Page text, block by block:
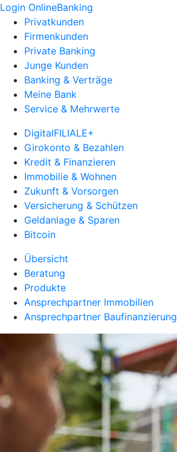
Login OnlineBanking
Privatkunden
Firmenkunden
Private Banking
Junge Kunden
Banking & Verträge
Meine Bank
Service & Mehrwerte
DigitalFILIALE+
Girokonto & Bezahlen
Kredit & Finanzieren
Immobilie & Wohnen
Zukunft & Vorsorgen
Versicherung & Schützen
Geldanlage & Sparen
Bitcoin
Übersicht
Beratung
Produkte
Ansprechpartner Immobilien
Ansprechpartner Baufinanzierung